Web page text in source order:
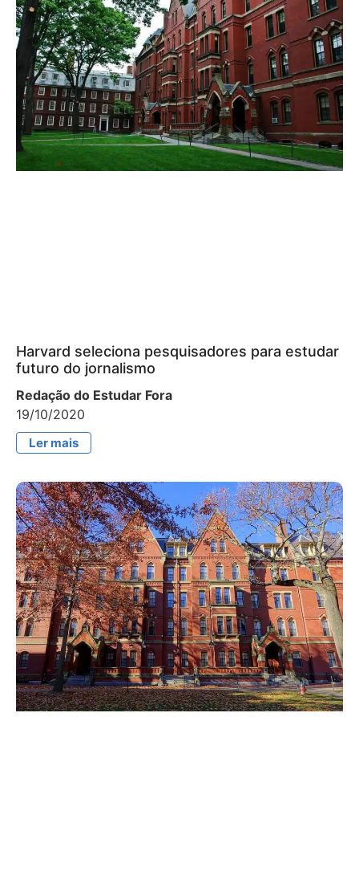
Harvard seleciona pesquisadores para estudar
futuro do jornalismo
Redação do Estudar Fora
19/10/2020
Ler mais